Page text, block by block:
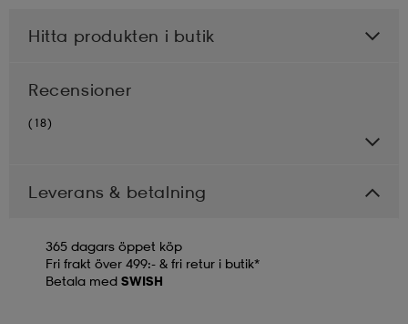
Hitta produkten i butik
Recensioner
(18)
Leverans & betalning
365 dagars öppet köp
Fri frakt över 499:- & fri retur i butik*
Betala med SWISH